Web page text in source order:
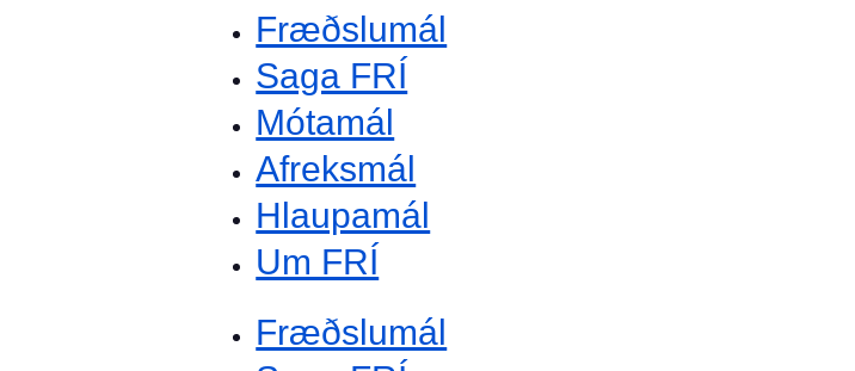
Fræðslumál
Saga FRÍ
Mótamál
Afreksmál
Hlaupamál
Um FRÍ
Fræðslumál